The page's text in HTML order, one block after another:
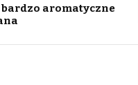
bardzo aromatyczne